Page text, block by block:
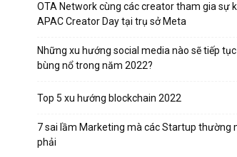
OTA Network cùng các creator tham gia sự
APAC Creator Day tại trụ sở Meta
Những xu hướng social media nào sẽ tiếp tục
bùng nổ trong năm 2022?
Top 5 xu hướng blockchain 2022
7 sai lầm Marketing mà các Startup thường
phải